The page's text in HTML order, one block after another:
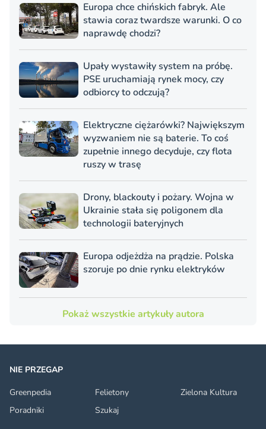
Europa chce chińskich fabryk. Ale
stawia coraz twardsze warunki. O co
naprawdę chodzi?
Upały wystawiły system na próbę.
PSE uruchamiają rynek mocy, czy
odbiorcy to odczują?
Elektryczne ciężarówki? Największym
wyzwaniem nie są baterie. To coś
zupełnie innego decyduje, czy flota
ruszy w trasę
Drony, blackouty i pożary. Wojna w
Ukrainie stała się poligonem dla
technologii bateryjnych
Europa odjeżdża na prądzie. Polska
szoruje po dnie rynku elektryków
Pokaż wszystkie artykuły autora
NIE PRZEGAP
Greenpedia
Felietony
Zielona Kultura
Poradniki
Szukaj